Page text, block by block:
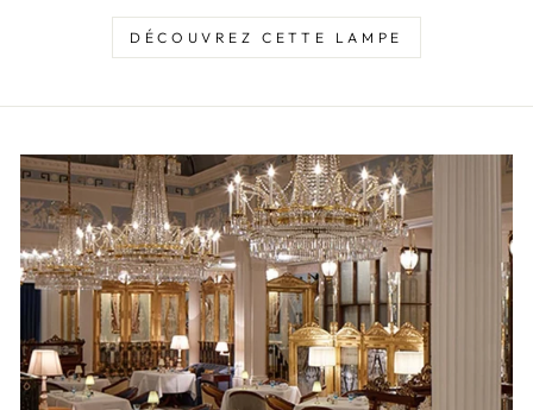
DÉCOUVREZ CETTE LAMPE